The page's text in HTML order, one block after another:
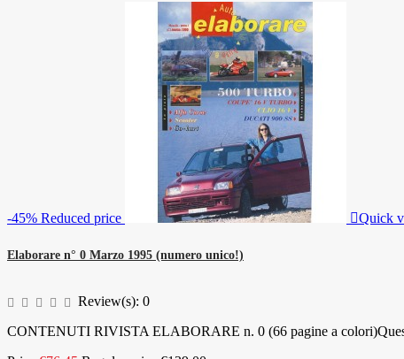
-45% Reduced price Quick
Elaborare n° 0 Marzo 1995 (numero unico!)
Review(s): 0
CONTENUTI RIVISTA ELABORARE n. 0 (66 pagine a